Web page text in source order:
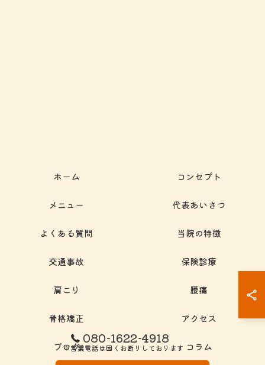
080-1622-4918
※営業電話は固くお断りしております
ホーム コンセプト
メニュー 代表あいさつ
よくある質問 当院の特徴
交通事故 保険診療
肩こり 腰痛
骨格矯正 アクセス
ブログ コラム